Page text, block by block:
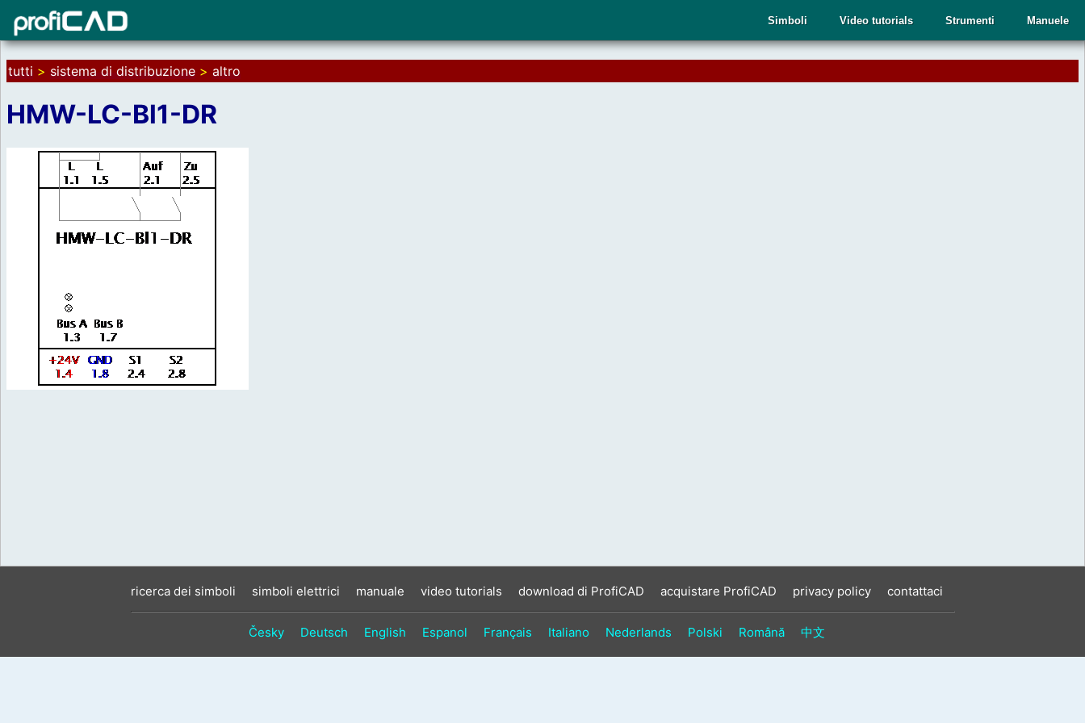
Manuele
Strumenti
Video tutorials
Simboli
tutti > sistema di distribuzione > altro
HMW-LC-Bl1-DR
ricerca dei simboli simboli elettrici manuale video tutorials download di ProfiCAD acquistare ProfiCAD privacy policy contattaci
Česky Deutsch English Espanol Français Italiano Nederlands Polski Română 中文